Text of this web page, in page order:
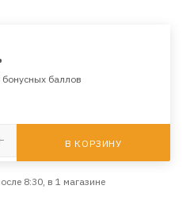
баллов
В КОРЗИНУ
8:30, в 1 магазине